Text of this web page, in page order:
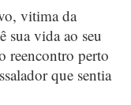
vitima da
sua vida ao seu
reencontro perto
que sentia